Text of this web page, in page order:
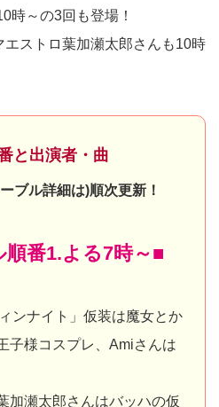
時～の3回も登場！
エストロ葉加瀬太郎さんも10時
と出演者・曲
ブル詳細は)順次更新！
番1.よる7時～■
ンナイト」仮装は魔女とか
子様コスプレ、Amiさんは
加瀬太郎さんはバッハの仮